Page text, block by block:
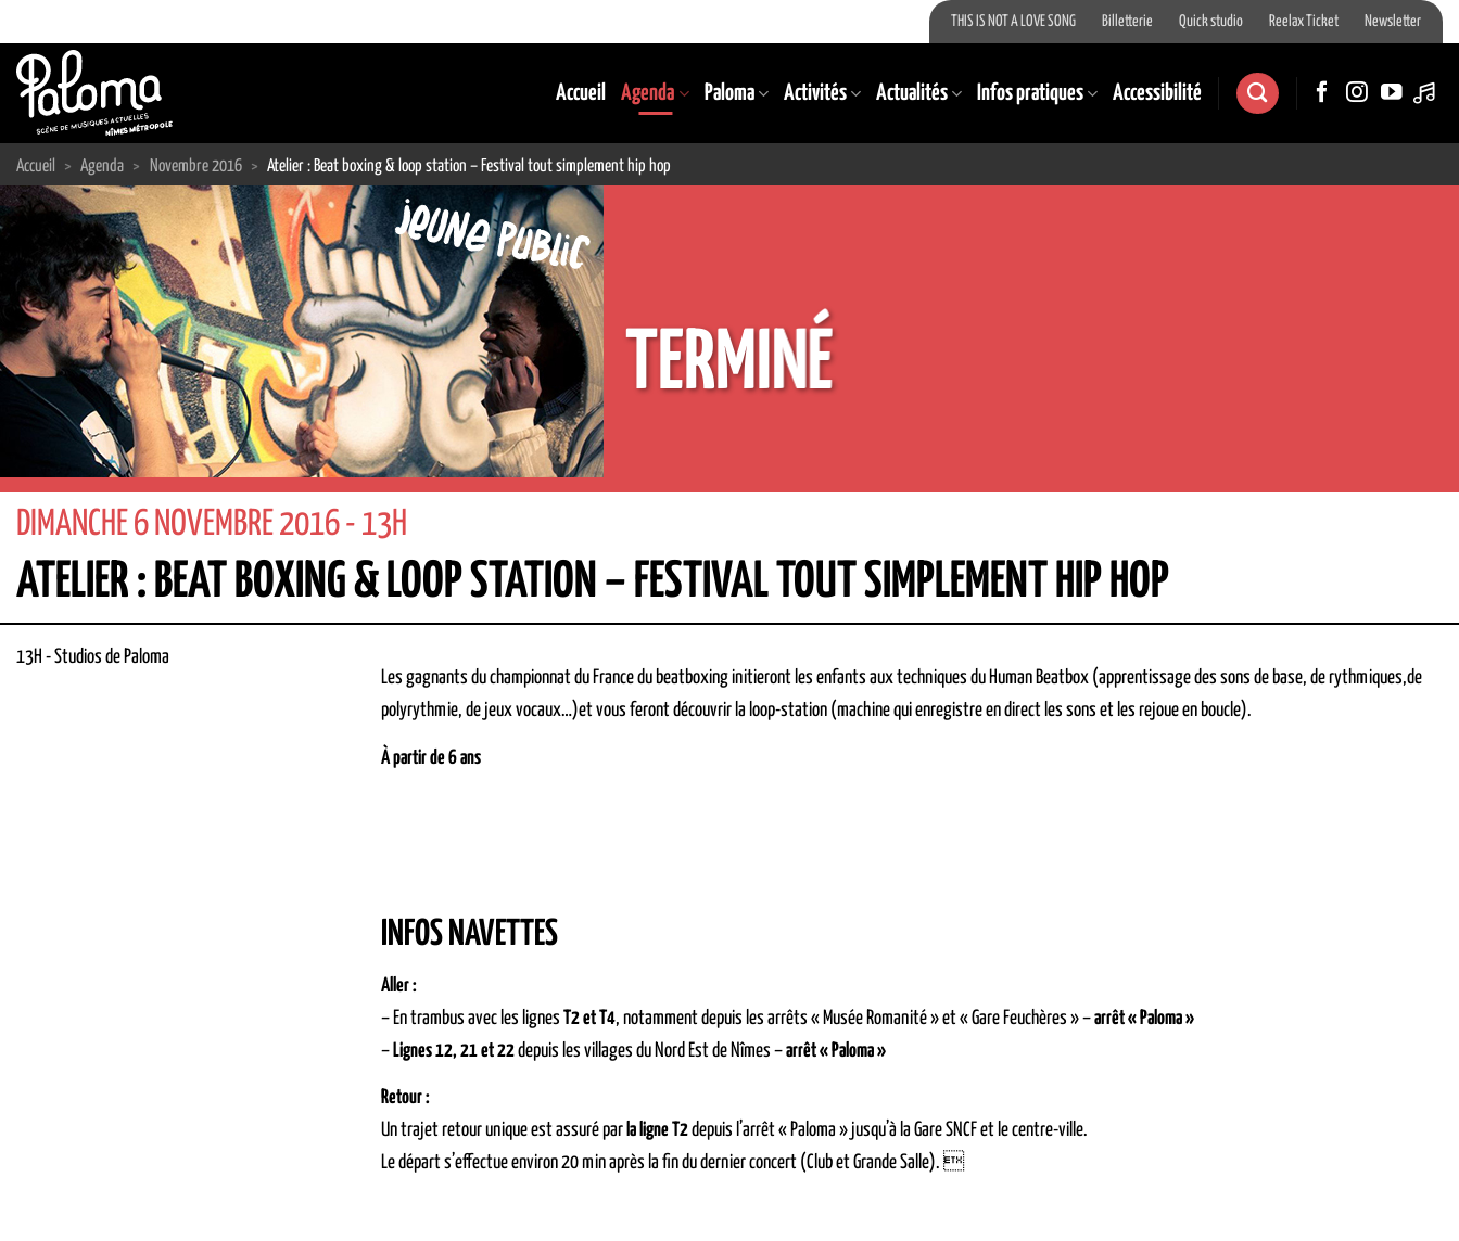
au
contenu
THIS IS NOT A LOVE SONG Billetterie Quick studio Reelax Ticket Newsletter
Accueil Agenda Paloma Activités Actualités Infos pratiques Accessibilité
Accueil > Agenda > Novembre 2016 > Atelier : Beat boxing & loop station – Festival tout simplement hip hop
TERMINÉ
DIMANCHE 6 NOVEMBRE 2016 - 13H
ATELIER : BEAT BOXING & LOOP STATION – FESTIVAL TOUT SIMPLEMENT HIP HOP
13H -Studios de Paloma
Les gagnants du championnat du France du beatboxing initieront les enfants aux techniques du Human Beatbox (apprentissage des sons de base, de rythmiques,de
polyrythmie, de jeux vocaux…)et vous feront découvrir la loop-station (machine qui enregistre en direct les sons et les rejoue en boucle).
À partir de 6 ans
INFOS NAVETTES
Aller :
– En trambus avec les lignes T2 et T4, notamment depuis les arrêts « Musée Romanité » et « Gare Feuchères » –arrêt « Paloma »
– Lignes 12, 21 et 22depuis les villages du Nord Est de Nîmes –arrêt « Paloma »
Retour :
Un trajet retour unique est assuré par la ligne T2depuis l’arrêt « Paloma » jusqu’à la Gare SNCF et le centre-ville.
Le départ s’effectue environ 20 min après la fin du dernier concert (Club et Grande Salle). 